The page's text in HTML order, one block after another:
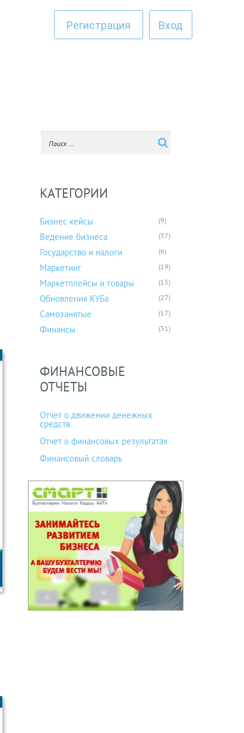
Регистрация Вход
КАТЕГОРИИ
Бизнес кейсы (9)
Ведение бизнеса (37)
Государство и налоги (6)
Маркетинг (19)
Маркетплейсы и товары (15)
Обновления КУБа (27)
Самозанятые (17)
Финансы (31)
ФИНАНСОВЫЕ
ОТЧЕТЫ
Отчет о движении денежных
средств
Отчет о финансовых результатах
Финансовый словарь